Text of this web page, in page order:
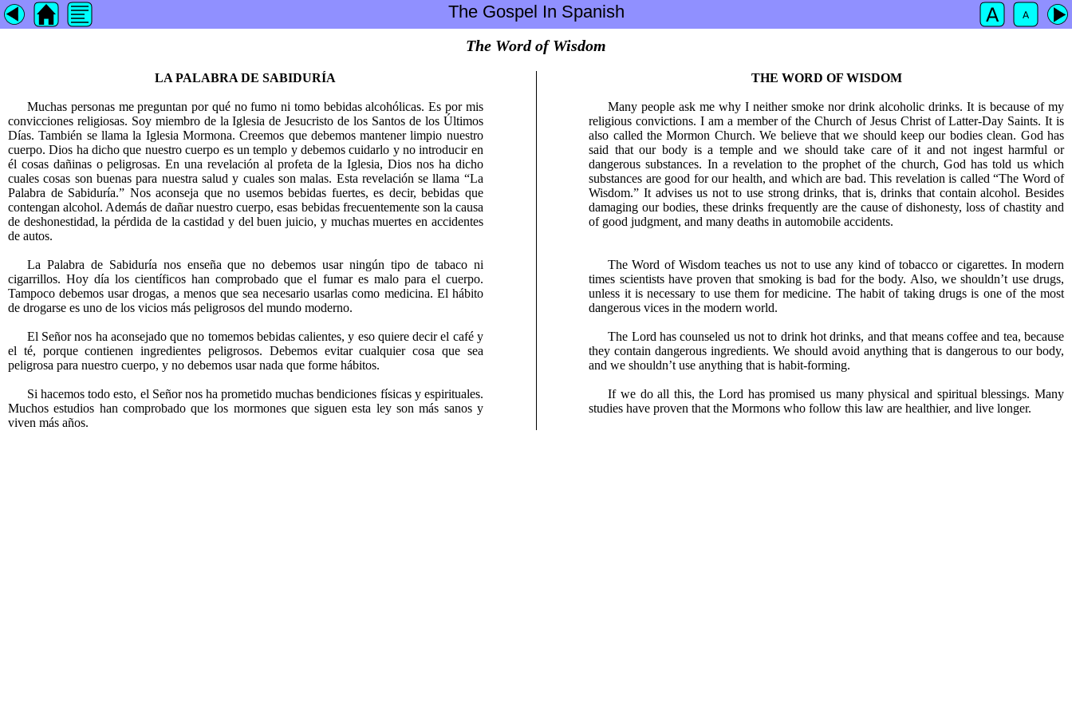
The Gospel In Spanish
The Word of Wisdom
LA PALABRA DE SABIDURÍA THE WORD OF WISDOM
Muchas personas me preguntan por qué no fumo ni tomo bebidas alcohólicas. Es por mis
convicciones religiosas. Soy miembro de la Iglesia de Jesucristo de los Santos de los Últimos
Días. También se llama la Iglesia Mormona. Creemos que debemos mantener limpio nuestro
cuerpo. Dios ha dicho que nuestro cuerpo es un templo y debemos cuidarlo y no introducir en
él cosas dañinas o peligrosas. En una revelación al profeta de la Iglesia, Dios nos ha dicho
cuales cosas son buenas para nuestra salud y cuales son malas. Esta revelación se llama “La
Palabra de Sabiduría.” Nos aconseja que no usemos bebidas fuertes, es decir, bebidas que
contengan alcohol. Además de dañar nuestro cuerpo, esas bebidas frecuentemente son la causa
de deshonestidad, la pérdida de la castidad y del buen juicio, y muchas muertes en accidentes
de autos.
Many people ask me why I neither smoke nor drink alcoholic drinks. It is because of my
religious convictions. I am a member of the Church of Jesus Christ of Latter-Day Saints. It is
also called the Mormon Church. We believe that we should keep our bodies clean. God has
said that our body is a temple and we should take care of it and not ingest harmful or
dangerous substances. In a revelation to the prophet of the church, God has told us which
substances are good for our health, and which are bad. This revelation is called “The Word of
Wisdom.” It advises us not to use strong drinks, that is, drinks that contain alcohol. Besides
damaging our bodies, these drinks frequently are the cause of dishonesty, loss of chastity and
of good judgment, and many deaths in automobile accidents.
La Palabra de Sabiduría nos enseña que no debemos usar ningún tipo de tabaco ni
cigarrillos. Hoy día los científicos han comprobado que el fumar es malo para el cuerpo.
Tampoco debemos usar drogas, a menos que sea necesario usarlas como medicina. El hábito
de drogarse es uno de los vicios más peligrosos del mundo moderno.
The Word of Wisdom teaches us not to use any kind of tobacco or cigarettes. In modern
times scientists have proven that smoking is bad for the body. Also, we shouldn’t use drugs,
unless it is necessary to use them for medicine. The habit of taking drugs is one of the most
dangerous vices in the modern world.
El Señor nos ha aconsejado que no tomemos bebidas calientes, y eso quiere decir el café y
el té, porque contienen ingredientes peligrosos. Debemos evitar cualquier cosa que sea
peligrosa para nuestro cuerpo, y no debemos usar nada que forme hábitos.
The Lord has counseled us not to drink hot drinks, and that means coffee and tea, because
they contain dangerous ingredients. We should avoid anything that is dangerous to our body,
and we shouldn’t use anything that is habit-forming.
Si hacemos todo esto, el Señor nos ha prometido muchas bendiciones físicas y espirituales.
Muchos estudios han comprobado que los mormones que siguen esta ley son más sanos y
viven más años.
If we do all this, the Lord has promised us many physical and spiritual blessings. Many
studies have proven that the Mormons who follow this law are healthier, and live longer.